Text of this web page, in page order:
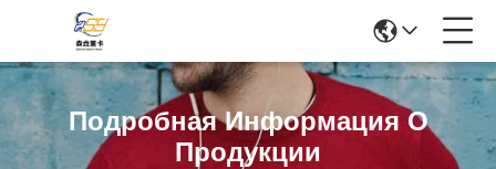
Подробная Информация О
Продукции